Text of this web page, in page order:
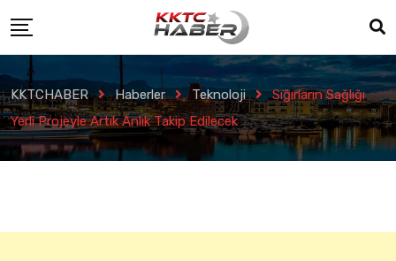
KKTCHABER Haberler Teknoloji
Sığırların Sağlığı
Yerli Projeyle Artık Anlık Takip Edilecek